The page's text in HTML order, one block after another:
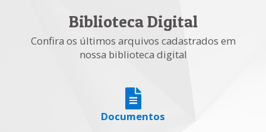
Biblioteca Digital
Confira os últimos arquivos cadastrados em
nossa biblioteca digital
Documentos